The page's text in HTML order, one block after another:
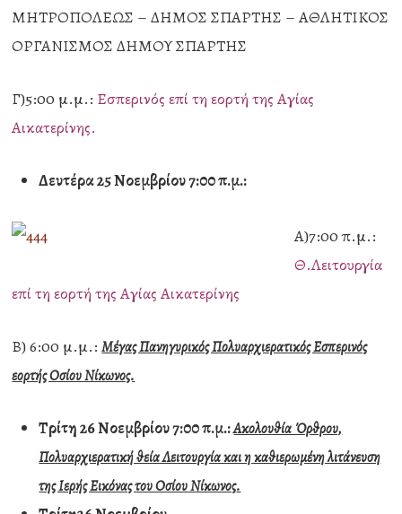
ΜΗΤΡΟΠΟΛΕΩΣ – ΔΗΜΟΣ ΣΠΑΡΤΗΣ – ΑΘΛΗΤΙΚΟΣ
ΟΡΓΑΝΙΣΜΟΣ ΔΗΜΟΥ ΣΠΑΡΤΗΣ
Γ)5:00 μ.μ.: Εσπερινός επί τη εορτή της Αγίας
Αικατερίνης.
Δευτέρα 25 Νοεμβρίου 7:00 π.μ.:
Α)7:00 π.μ.:
Θ.Λειτουργία
επί τη εορτή της Αγίας Αικατερίνης
Β) 6:00 μ.μ.:Μέγας Πανηγυρικός Πολυαρχιερατικός Εσπερινός
εορτής Οσίου Νίκωνος.
Τρίτη 26 Νοεμβρίου 7:00 π.μ.:Ακολουθία Όρθρου,
Πολυαρχιερατική θεία Λειτουργία και η καθιερωμένη λιτάνευση
της Ιερής Εικόνας του Οσίου Νίκωνος.